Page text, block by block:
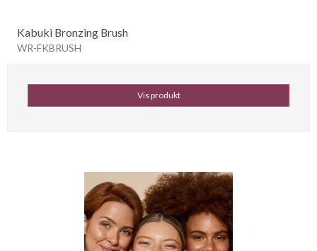
Kabuki Bronzing Brush
WR-FKBRUSH
Vis produkt